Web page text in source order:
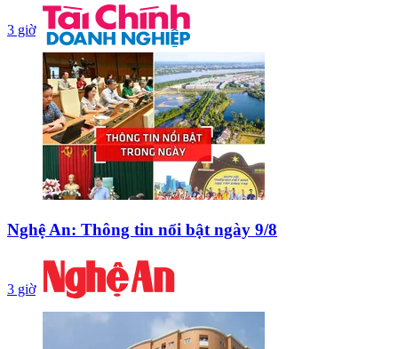
3 giờ
Nghệ An: Thông tin nổi bật ngày 9/8
3 giờ